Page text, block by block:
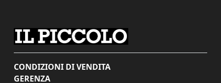
CONDIZIONI DI VENDITA
GERENZA